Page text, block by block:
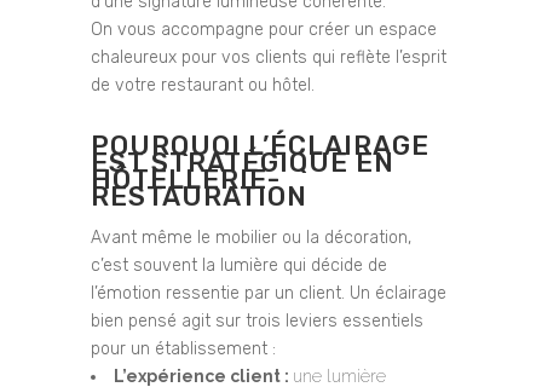
On vous accompagne pour créer un espace
chaleureux pour vos clients qui reflète l’esprit
de votre restaurant ou hôtel.
POURQUOI L’ÉCLAIRAGE
EST STRATÉGIQUE EN
HÔTELLERIE-
RESTAURATION
Avant même le mobilier ou la décoration,
c’est souvent la lumière qui décide de
l’émotion ressentie par un client. Un éclairage
bien pensé agit sur trois leviers essentiels
pour un établissement :
L’expérience client : une lumière